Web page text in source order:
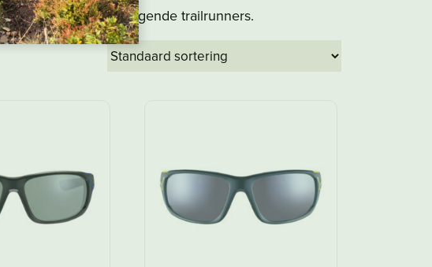
stuk, voor brildragende trailrunners.